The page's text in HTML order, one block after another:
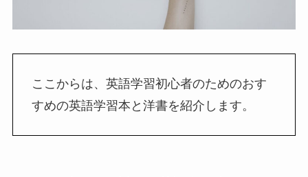
ここからは、英語学習初心者のためのおす
すめの英語学習本と洋書を紹介します。